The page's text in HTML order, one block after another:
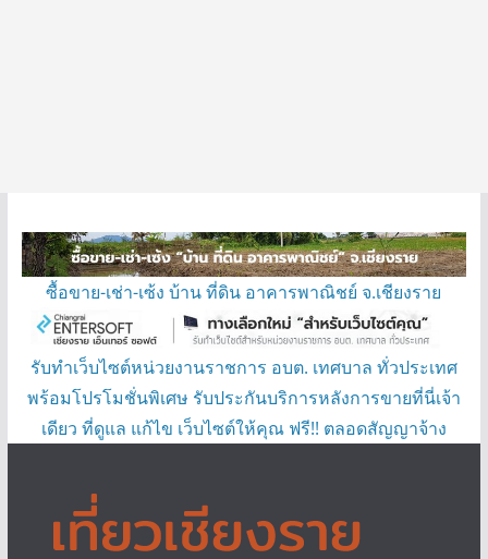
ซื้อขาย-เช่า-เซ้ง บ้าน ที่ดิน อาคารพาณิชย์ จ.เชียงราย
รับทำเว็บไซต์หน่วยงานราชการ อบต. เทศบาล ทั่วประเทศ
พร้อมโปรโมชั่นพิเศษ รับประกันบริการหลังการขายที่นี่เจ้า
เดียว ที่ดูแล แก้ไข เว็บไซต์ให้คุณ ฟรี!! ตลอดสัญญาจ้าง